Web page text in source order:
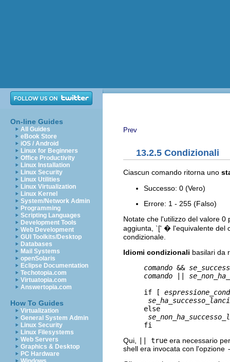
On-line Guides
All Guides
eBook Store
iOS / Android
Linux for Beginners
Office Productivity
Linux Installation
Linux Security
Linux Utilities
Linux Virtualization
Linux Kernel
System/Network Admin
Programming
Scripting Languages
Development Tools
Web Development
GUI Toolkits/Desktop
Databases
Mail Systems
openSolaris
Eclipse Documentation
Techotopia.com
Virtuatopia.com
Answertopia.com
How To Guides
Virtualization
General System Admin
Linux Security
Linux Filesystems
Web Servers
Graphics & Desktop
PC Hardware
Prev
13.2.5 Condizionali
Ciascun comando ritorna uno
Successo: 0 (Vero)
Errore: 1 - 255 (Falso)
Notate che l'utilizzo del valore
aggiunta, `[' � l'equivalente del
condizionale.
Idiomi condizionali basilari da
comando &&
comando ||
     if [
     else
Qui,
|| true era necessario
shell era invocata con l'opzione